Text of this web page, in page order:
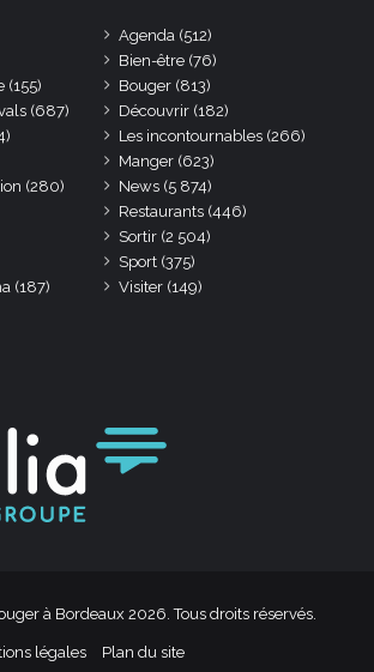
Agenda (512)
Bien-être (76)
(155) Bouger (813)
(687) Découvrir (182)
Les incontournables (266)
Manger (623)
(280) News (5 874)
Restaurants (446)
Sortir (2 504)
Sport (375)
(187) Visiter (149)
à Bordeaux 2026. Tous droits réservés.
légales Plan du site